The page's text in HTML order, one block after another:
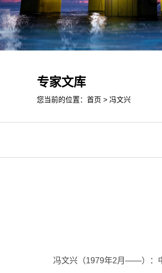
专家文库
您当前的位置： 首页 > 冯文兴
冯文兴（1979年2月——）：